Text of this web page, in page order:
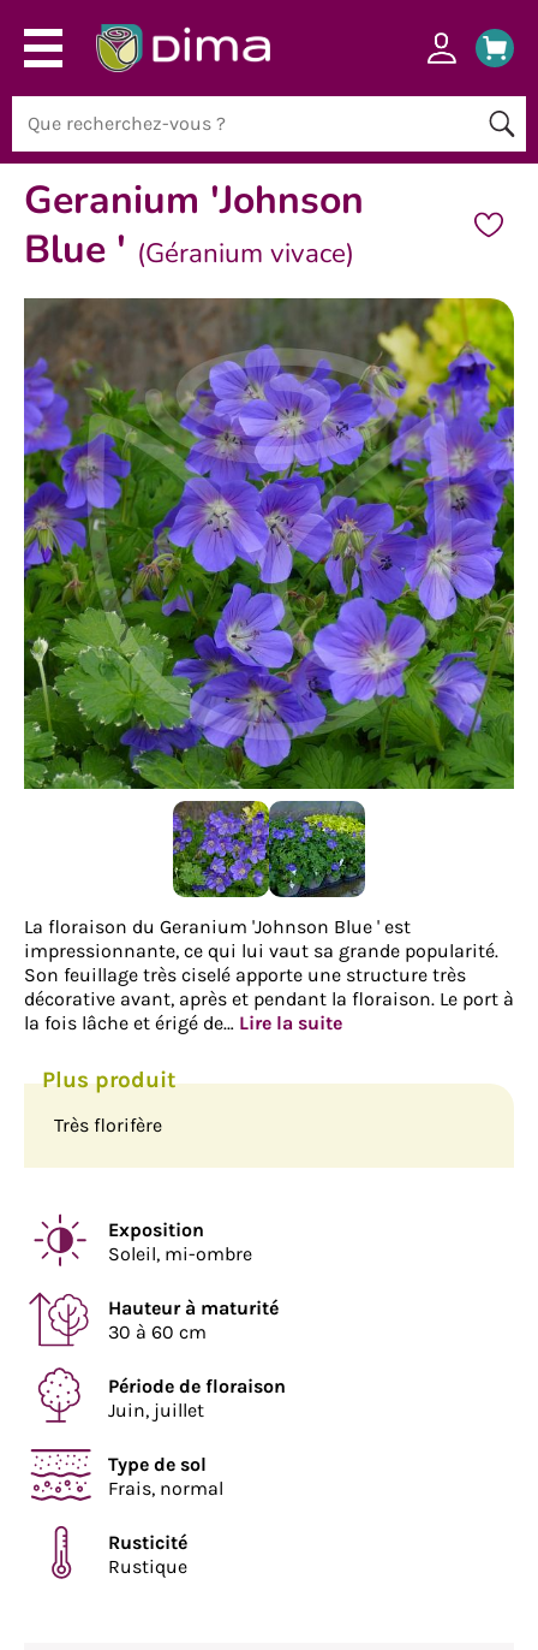
Geranium 'Johnson
Blue ' (Géranium vivace)
La floraison du Geranium 'Johnson Blue ' est
impressionnante, ce qui lui vaut sa grande popularité.
Son feuillage très ciselé apporte une structure très
décorative avant, après et pendant la floraison. Le port à
la fois lâche et érigé de… Lire la suite
Très florifère
Exposition
Soleil, mi-ombre
Hauteur à maturité
30 à 60 cm
Période de floraison
Juin, juillet
Type de sol
Frais, normal
Rusticité
Rustique